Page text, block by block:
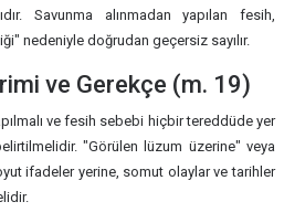
Savunma alınmadan yapılan fesih,
nedeniyle doğrudan geçersiz sayılır.
ve Gerekçe (m. 19)
ve fesih sebebi hiçbir tereddüde yer
"Görülen lüzum üzerine" veya
ifadeler yerine, somut olaylar ve tarihler